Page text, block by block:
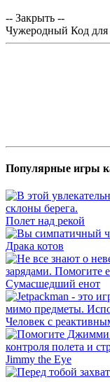
-- Закрыть --
Чужеродный Код для
Популярные игры
Полет над рекой
Драка котов
Сумасшедший енот
Человек с
Jimmy the Eye